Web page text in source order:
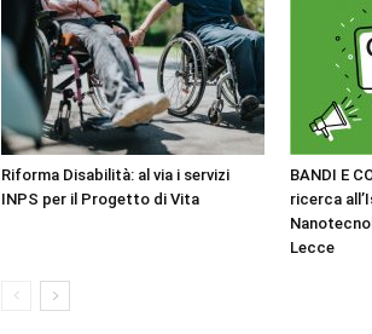
Riforma Disabilità: al via i servizi
INPS per il Progetto di Vita
BANDI E
ricerca
Lecce